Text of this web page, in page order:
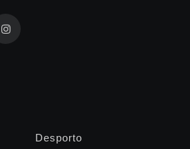
Desporto